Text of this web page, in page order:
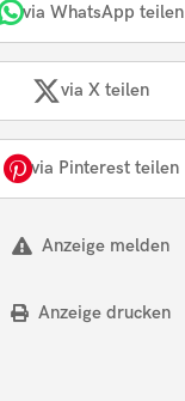
via WhatsApp teilen
via X teilen
via Pinterest teilen
Anzeige melden
Anzeige drucken